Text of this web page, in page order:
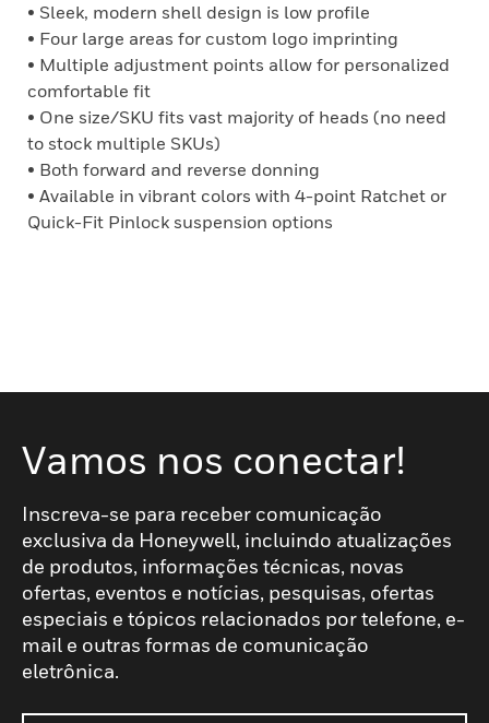
• Sleek, modern shell design is low profile
• Four large areas for custom logo imprinting
• Multiple adjustment points allow for personalized
comfortable fit
• One size/SKU fits vast majority of heads (no need
to stock multiple SKUs)
• Both forward and reverse donning
• Available in vibrant colors with 4-point Ratchet or
Quick-Fit Pinlock suspension options
Vamos nos conectar!
Inscreva-se para receber comunicação
exclusiva da Honeywell, incluindo atualizações
de produtos, informações técnicas, novas
ofertas, eventos e notícias, pesquisas, ofertas
especiais e tópicos relacionados por telefone, e-
mail e outras formas de comunicação
eletrônica.